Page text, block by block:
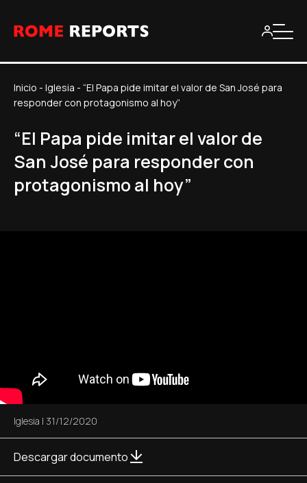
Inicio - Iglesia - “El Papa pide imitar el valor de San José para
responder con protagonismo al hoy”
“El Papa pide imitar el valor de
San José para responder con
protagonismo al hoy”
Iglesia | 31/12/2020
Descargar documento